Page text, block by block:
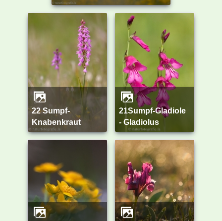
22 Sumpf-
Knabenkraut
21Sumpf-Gladiole
- Gladiolus